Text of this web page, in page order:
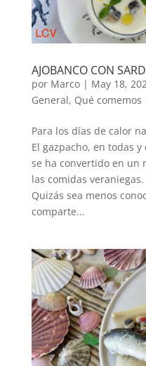
AJOBANCO CON
por Marco| May 18,
General, Qué comemos
Para los días de calor
El gazpacho, en todas
se ha convertido en un
las comidas
Quizás sea menos
comparte...